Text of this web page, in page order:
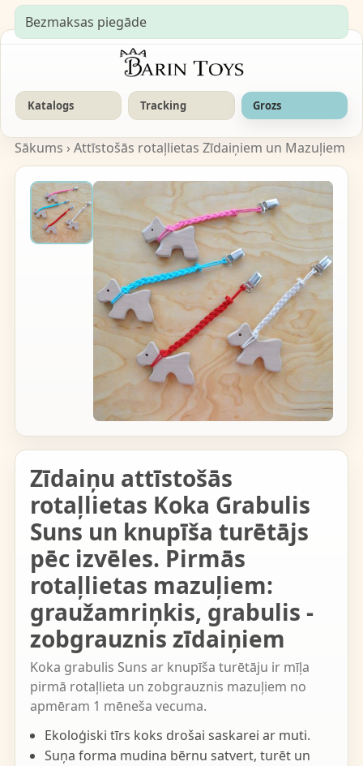
Bezmaksas piegāde
Katalogs Tracking Grozs
Sākums › Attīstošās rotaļlietas Zīdaiņiem un Mazuļiem
Zīdaiņu attīstošās
rotaļlietas Koka Grabulis
Suns un knupīša turētājs
pēc izvēles. Pirmās
rotaļlietas mazuļiem:
graužamriņkis, grabulis -
zobgrauznis zīdaiņiem
Koka grabulis Suns ar knupīša turētāju ir mīļa
pirmā rotaļlieta un zobgrauznis mazuļiem no
apmēram 1 mēneša vecuma.
Ekoloģiski tīrs koks drošai saskarei ar muti.
Suņa forma mudina bērnu satvert, turēt un